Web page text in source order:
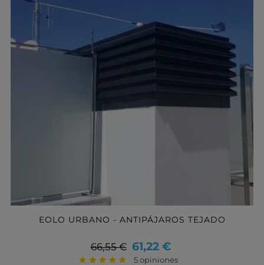
EOLO URBANO - ANTIPÁJAROS TEJADO
Precio
base
66,55 € Precio
61,22 €
5 opiniones